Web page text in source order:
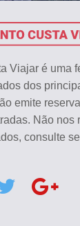
Viajar é uma
dos
emite
Não
consulte